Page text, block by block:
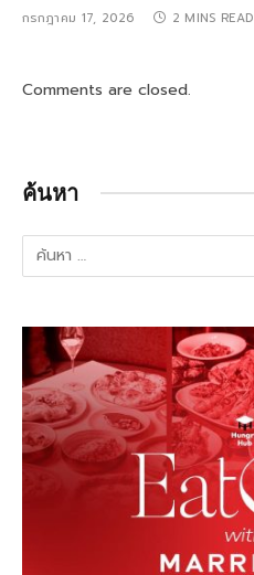
กรกฎาคม 17, 2026 2 MINS READ
Comments are closed.
ค้นหา